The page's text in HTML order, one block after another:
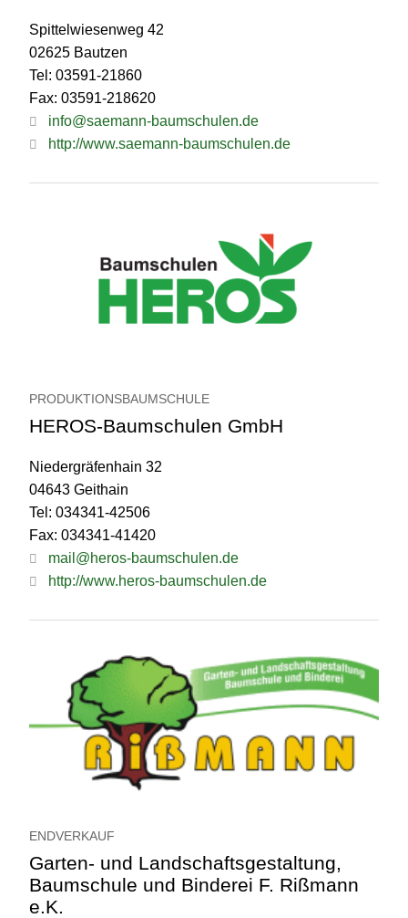
Spittelwiesenweg 42
02625 Bautzen
Tel: 03591-21860
Fax: 03591-218620
info@saemann-baumschulen.de
http://www.saemann-baumschulen.de
PRODUKTIONSBAUMSCHULE
HEROS-Baumschulen GmbH
Niedergräfenhain 32
04643 Geithain
Tel: 034341-42506
Fax: 034341-41420
mail@heros-baumschulen.de
http://www.heros-baumschulen.de
ENDVERKAUF
Garten- und Landschaftsgestaltung,
Baumschule und Binderei F. Rißmann
e.K.